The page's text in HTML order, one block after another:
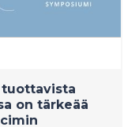
tuottavista
on tärkeää